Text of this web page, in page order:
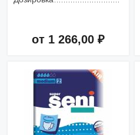
от 1 266,00 ₽